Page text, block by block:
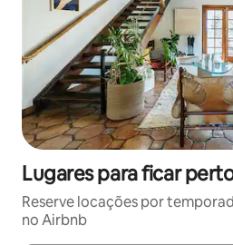
Lugares para ficar
Reserve locações por
no Airbnb